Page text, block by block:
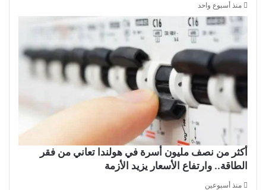
منذ أسبوع واحد
أكثر من نصف مليون أسرة في هولندا تعاني من فقر
الطاقة.. وارتفاع الأسعار يزيد الأزمة
منذ أسبوعين